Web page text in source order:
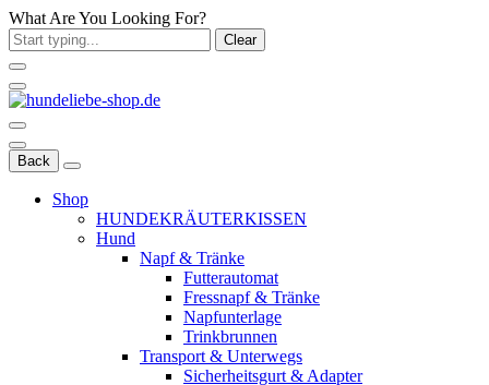
What Are You Looking For?
Clear
Back
Shop
HUNDEKRÄUTERKISSEN
Hund
Napf & Tränke
Futterautomat
Fressnapf & Tränke
Napfunterlage
Trinkbrunnen
Transport & Unterwegs
Sicherheitsgurt & Adapter